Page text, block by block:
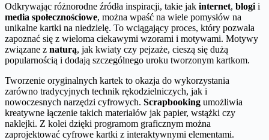
Odkrywając różnorodne źródła inspiracji, takie jak internet, blogi i
media społecznościowe, można wpaść na wiele pomysłów na
unikalne kartki na niedzielę. To wciągający proces, który pozwala
zapoznać się z wieloma ciekawymi wzorami i motywami. Motywy
związane z naturą, jak kwiaty czy pejzaże, cieszą się dużą
popularnością i dodają szczególnego uroku tworzonym kartkom.
Tworzenie oryginalnych kartek to okazja do wykorzystania
zarówno tradycyjnych technik rękodzielniczych, jak i
nowoczesnych narzędzi cyfrowych. Scrapbooking umożliwia
kreatywne łączenie takich materiałów jak papier, wstążki czy
naklejki. Z kolei dzięki programom graficznym można
zaprojektować cyfrowe kartki z interaktywnymi elementami.